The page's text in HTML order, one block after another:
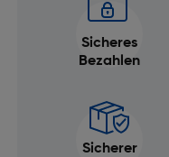
Sicheres
Bezahlen
Sicherer